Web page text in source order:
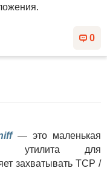
0
— это маленькая
утилита для
захватывать TCP /